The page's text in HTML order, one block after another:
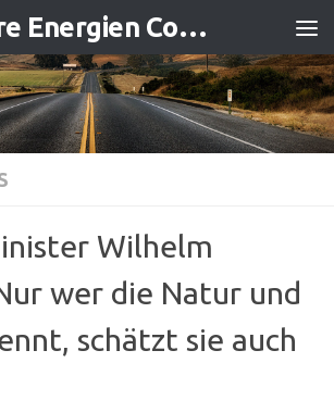
erneuerbare Energien Contracting
Wilhelm
wer die Natur und
schätzt sie auch